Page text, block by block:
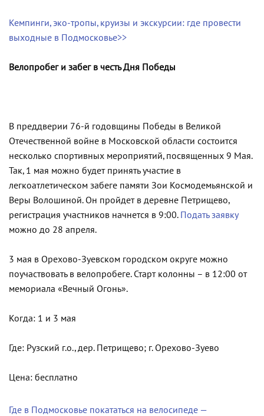
Кемпинги, эко-тропы, круизы и экскурсии: где провести
выходные в Подмосковье>>
Велопробег и забег в честь Дня Победы
В преддверии 76-й годовщины Победы в Великой
Отечественной войне в Московской области состоится
несколько спортивных мероприятий, посвященных 9 Мая.
Так, 1 мая можно будет принять участие в
легкоатлетическом забеге памяти Зои Космодемьянской и
Веры Волошиной. Он пройдет в деревне Петрищево,
регистрация участников начнется в 9:00. Подать заявку
можно до 28 апреля.
3 мая в Орехово-Зуевском городском округе можно
поучаствовать в велопробеге. Старт колонны – в 12:00 от
мемориала «Вечный Огонь».
Когда: 1 и 3 мая
Где: Рузский г.о., дер. Петрищево; г. Орехово-Зуево
Цена: бесплатно
Где в Подмосковье покататься на велосипеде —